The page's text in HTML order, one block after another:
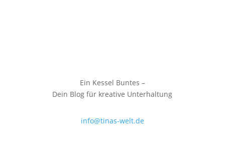
Ein Kessel Buntes –
Dein Blog für kreative Unterhaltung
info@tinas-welt.de